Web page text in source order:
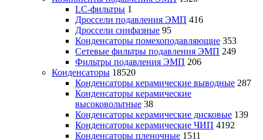
LC-фильтры 1
Дроссели подавления ЭМП 416
Дроссели синфазные 95
Конденсаторы помехоподавляющие 353
Сетевые фильтры подавления ЭМП 249
Фильтры подавления ЭМП 206
Конденсаторы 18520
Конденсаторы керамические выводные 287
Конденсаторы керамические
высоковольтные 38
Конденсаторы керамические дисковые 139
Конденсаторы керамические ЧИП 4192
Конденсаторы пленочные 1511